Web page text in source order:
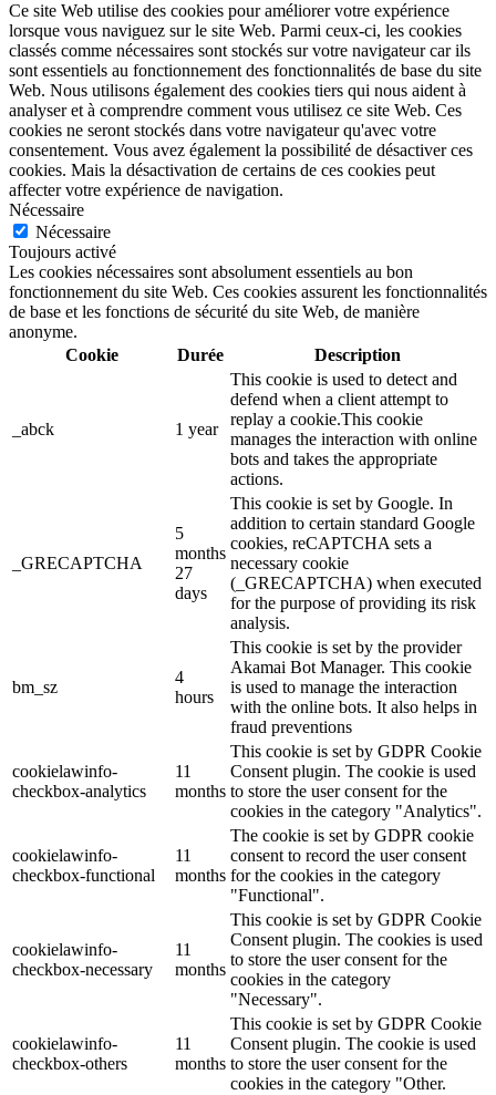
Ce site Web utilise des cookies pour améliorer votre expérience
lorsque vous naviguez sur le site Web. Parmi ceux-ci, les cookies
classés comme nécessaires sont stockés sur votre navigateur car ils
sont essentiels au fonctionnement des fonctionnalités de base du site
Web. Nous utilisons également des cookies tiers qui nous aident à
analyser et à comprendre comment vous utilisez ce site Web. Ces
cookies ne seront stockés dans votre navigateur qu'avec votre
consentement. Vous avez également la possibilité de désactiver ces
cookies. Mais la désactivation de certains de ces cookies peut
affecter votre expérience de navigation.
Nécessaire
Nécessaire
Toujours activé
Les cookies nécessaires sont absolument essentiels au bon
fonctionnement du site Web. Ces cookies assurent les fonctionnalités
de base et les fonctions de sécurité du site Web, de manière
anonyme.
Cookie
Durée Description
_abck 1 year
This cookie is used to detect and
defend when a client attempt to
replay a cookie.This cookie
manages the interaction with online
bots and takes the appropriate
actions.
_GRECAPTCHA
5
months
27
days
This cookie is set by Google. In
addition to certain standard Google
cookies, reCAPTCHA sets a
necessary cookie
(_GRECAPTCHA) when executed
for the purpose of providing its risk
analysis.
bm_sz
4
hours
This cookie is set by the provider
Akamai Bot Manager. This cookie
is used to manage the interaction
with the online bots. It also helps in
fraud preventions
cookielawinfo-
checkbox-analytics
11
months
This cookie is set by GDPR Cookie
Consent plugin. The cookie is used
to store the user consent for the
cookies in the category "Analytics".
cookielawinfo-
checkbox-functional
11
months
The cookie is set by GDPR cookie
consent to record the user consent
for the cookies in the category
"Functional".
cookielawinfo-
checkbox-necessary
11
months
This cookie is set by GDPR Cookie
Consent plugin. The cookies is used
to store the user consent for the
cookies in the category
"Necessary".
cookielawinfo-
checkbox-others
11
months
This cookie is set by GDPR Cookie
Consent plugin. The cookie is used
to store the user consent for the
cookies in the category "Other.